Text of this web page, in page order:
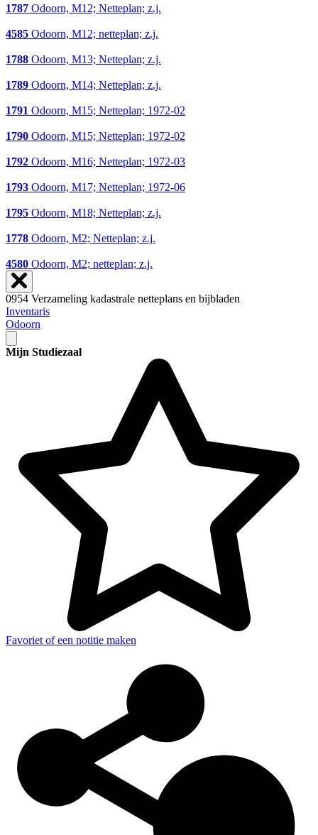
1787 Odoorn, M12; Netteplan; z.j.
4585 Odoorn, M12; netteplan; z.j.
1788 Odoorn, M13; Netteplan; z.j.
1789 Odoorn, M14; Netteplan; z.j.
1791 Odoorn, M15; Netteplan; 1972-02
1790 Odoorn, M15; Netteplan; 1972-02
1792 Odoorn, M16; Netteplan; 1972-03
1793 Odoorn, M17; Netteplan; 1972-06
1795 Odoorn, M18; Netteplan; z.j.
1778 Odoorn, M2; Netteplan; z.j.
4580 Odoorn, M2; netteplan; z.j.
0954 Verzameling kadastrale netteplans en bijbladen
Inventaris
Odoorn
Mijn Studiezaal
Favoriet of een notitie maken